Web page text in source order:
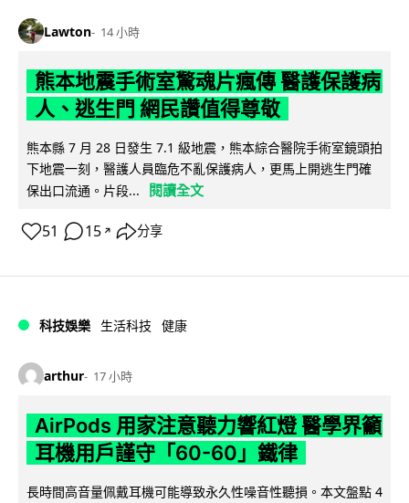
Lawton 14 小時
熊本地震手術室驚魂片瘋傳 醫護保護病
人、逃生門 網民讚值得尊敬
熊本縣 7 月 28 日發生 7.1 級地震，熊本綜合醫院手術室鏡頭拍
下地震一刻，醫護人員臨危不亂保護病人，更馬上開逃生門確
保出口流通。片段...
閱讀全文
51 15 ↗ 分享
科技娛樂 生活科技 健康
arthur 17 小時
AirPods 用家注意聽力響紅燈 醫學界籲
耳機用戶謹守「60-60」鐵律
長時間高音量佩戴耳機可能導致永久性噪音性聽損。本文盤點 4